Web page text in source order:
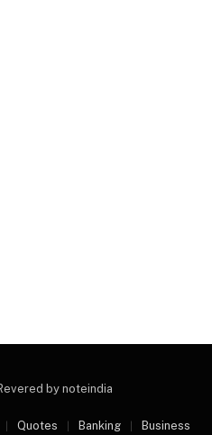
by noteindia
Quotes Banking Business